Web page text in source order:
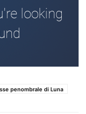
penombrale di Luna